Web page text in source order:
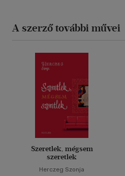
A szerző további művei
Szeretlek, mégsem
szeretlek
Herczeg Szonja